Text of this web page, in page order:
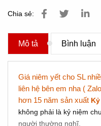
Chia sẻ:
Mô tả Bình luận
Giá niêm yết cho SL
liên hệ bên em nha (
hơn 15 năm sản xuất
không phải là kỷ niệm
người thường nghĩ.